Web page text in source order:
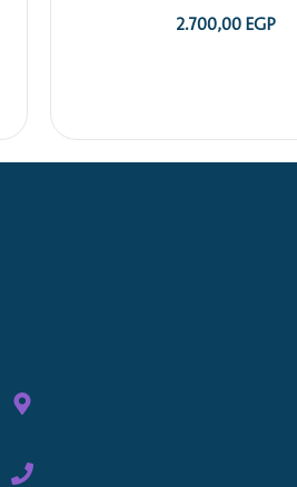
2.700,00EGP